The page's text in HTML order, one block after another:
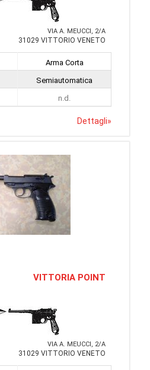
VIA A. MEUCCI, 2/A
31029 VITTORIO VENETO
Arma Corta
Semiautomatica
n.d.
Dettagli»
VITTORIA POINT
VIA A. MEUCCI, 2/A
31029 VITTORIO VENETO